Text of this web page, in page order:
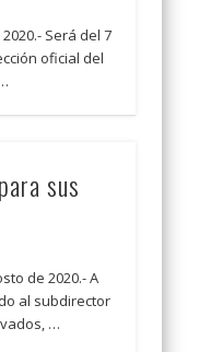
Será del 7
oficial del
sus
de 2020.- A
al subdirector
…